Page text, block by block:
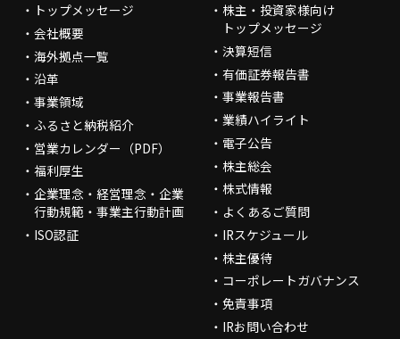
トップメッセージ
会社概要
海外拠点一覧
沿革
事業領域
ふるさと納税紹介
営業カレンダー（PDF）
福利厚生
企業理念・経営理念・企業
行動規範・事業主行動計画
ISO認証
株主・投資家様向け
トップメッセージ
決算短信
有価証券報告書
事業報告書
業績ハイライト
電子公告
株主総会
株式情報
よくあるご質問
IRスケジュール
株主優待
コーポレートガバナンス
免責事項
IRお問い合わせ